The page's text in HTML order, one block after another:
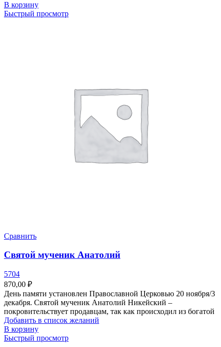
В корзину
Быстрый просмотр
Сравнить
Святой мученик Анатолий
5704
870,00 ₽
День памяти установлен Православной Церковью 20 ноября/3
декабря. Святой мученик Анатолий Никейский –
покровительствует продавцам, так как происходил из богатой
Добавить в список желаний
В корзину
Быстрый просмотр